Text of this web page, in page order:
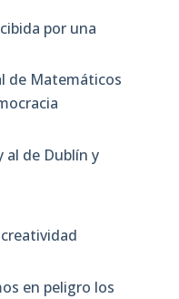
por una
de Matemáticos
al de Dublín y
en peligro los